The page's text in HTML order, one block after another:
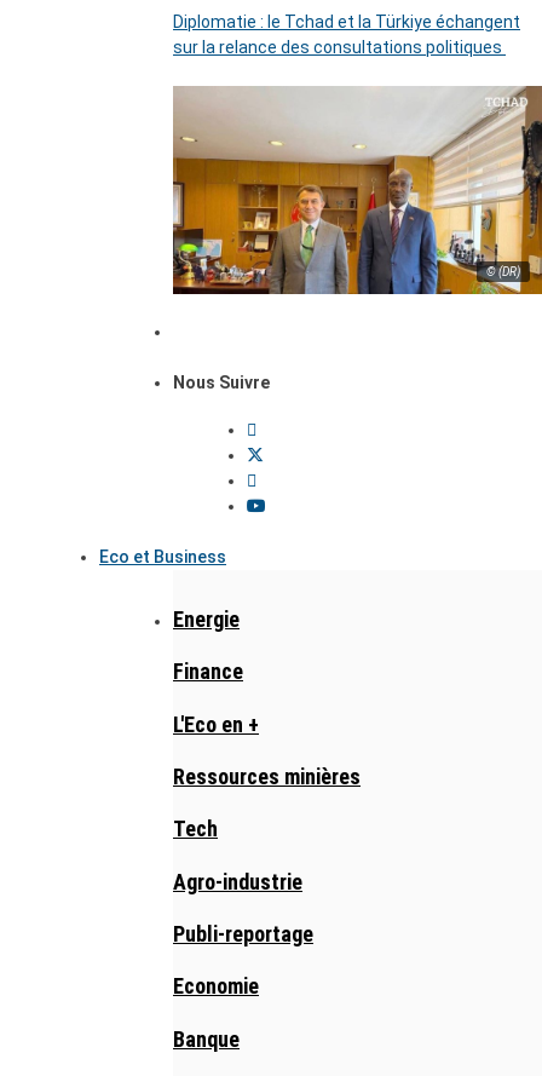
Diplomatie : le Tchad et la Türkiye échangent
sur la relance des consultations politiques
© (DR)
Nous Suivre
Eco et Business
Energie
Finance
L'Eco en +
Ressources minières
Tech
Agro-industrie
Publi-reportage
Economie
Banque